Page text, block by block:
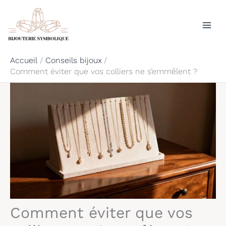
contenu
Accueil
Conseils bijoux
Comment éviter que vos colliers ne s’emmêlent ?
Comment éviter que vos
Rechercher